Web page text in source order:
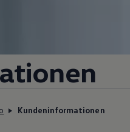
Kundeninformationen